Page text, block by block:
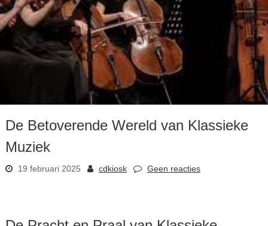
De Betoverende Wereld van Klassieke
Muziek
19 februari 2025 cdkiosk Geen reacties